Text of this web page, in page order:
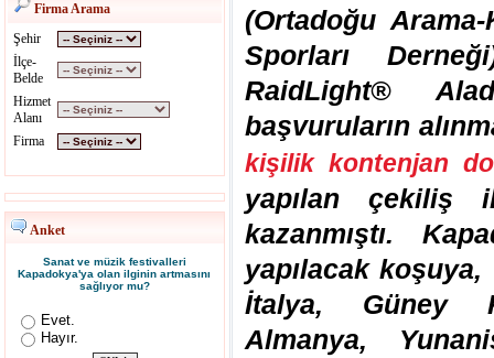
Firma Arama
Şehir
İlçe-
Belde
Hizmet
Alanı
Firma
Anket
Sanat ve müzik festivalleri
Kapadokya'ya olan ilginin artmasını
sağlıyor mu?
Evet.
Hayır.
(Ortadoğu
Sporları
RaidLight®
başvuruların
kişilik kontenjan
yapılan çekiliş
kazanmıştı.
yapılacak
İtalya, Güney
Almanya,